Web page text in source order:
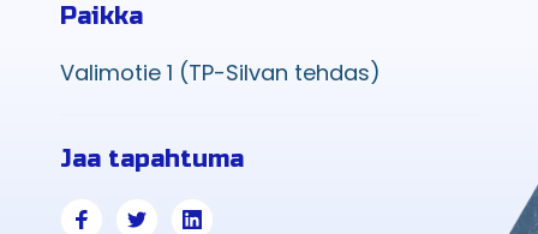
Paikka
Valimotie 1 (TP-Silvan tehdas)
Jaa tapahtuma